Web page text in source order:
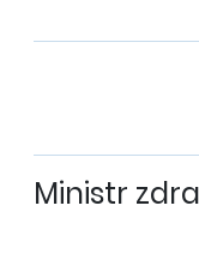
Ministr